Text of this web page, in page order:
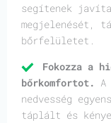
segítenek
megjelenését,
bőrfelületet.
Fokozza a
bőrkomfortot.
nedvesség
táplált és